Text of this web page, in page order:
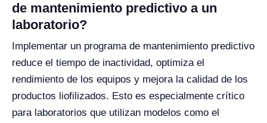
de mantenimiento predictivo a un
laboratorio?
Implementar un programa de mantenimiento predictivo
reduce el tiempo de inactividad, optimiza el
rendimiento de los equipos y mejora la calidad de los
productos liofilizados. Esto es especialmente crítico
para laboratorios que utilizan modelos como el